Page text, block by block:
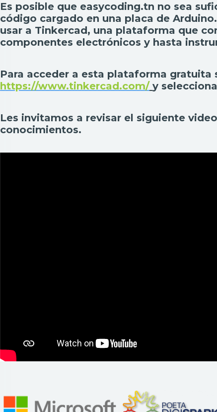
Es posible que easycoding.tn no sea
código cargado en una placa de
usar a Tinkercad, una plataforma que
componentes electrónicos y hasta
Para acceder a esta plataforma gratuita
https://www.tinkercad.com/ y
Les invitamos a revisar el siguiente
conocimientos.